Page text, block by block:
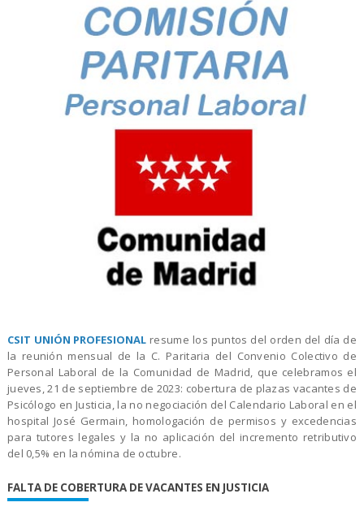
CSIT UNIÓN PROFESIONAL resume los puntos del orden del día de
la reunión mensual de la C. Paritaria del Convenio Colectivo de
Personal Laboral de la Comunidad de Madrid, que celebramos el
jueves, 21 de septiembre de 2023: cobertura de plazas vacantes de
Psicólogo en Justicia, la no negociación del Calendario Laboral en el
hospital José Germain, homologación de permisos y excedencias
para tutores legales y la no aplicación del incremento retributivo
del 0,5% en la nómina de octubre.
FALTA DE COBERTURA DE VACANTES EN JUSTICIA